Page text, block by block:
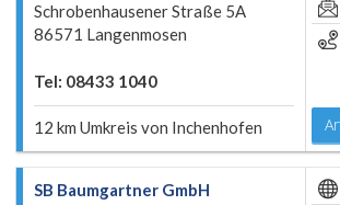
Schrobenhausener Straße 5A
86571 Langenmosen
Tel: 08433 1040
12 km Umkreis von Inchenhofen
SB Baumgartner GmbH